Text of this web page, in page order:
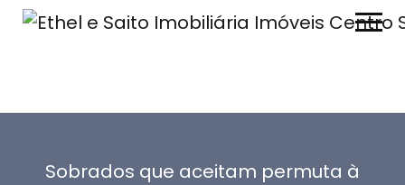
Sobrados que aceitam permuta à